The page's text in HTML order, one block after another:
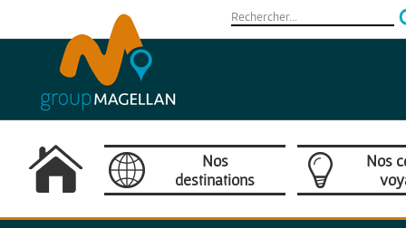
Nos
destinations
Camargue
Nos